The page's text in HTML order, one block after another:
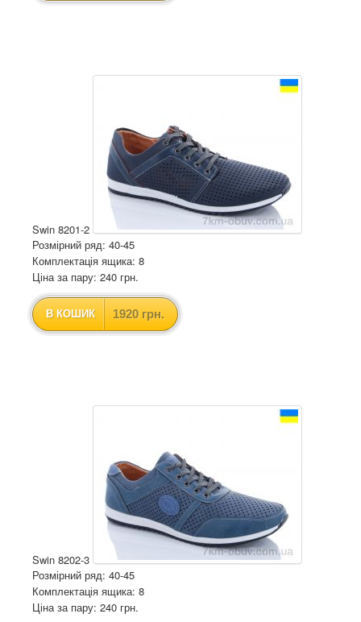
Swin 8201-2
Розмірний ряд: 40-45
Комплектація ящика: 8
Ціна за пару: 240 грн.
В КОШИК 1920 грн.
Swin 8202-3
Розмірний ряд: 40-45
Комплектація ящика: 8
Ціна за пару: 240 грн.